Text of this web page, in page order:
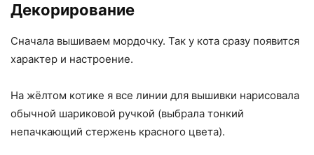
Декорирование
Сначала вышиваем мордочку. Так у кота сразу появится
характер и настроение.
На жёлтом котике я все линии для вышивки нарисовала
обычной шариковой ручкой (выбрала тонкий
непачкающий стержень красного цвета).